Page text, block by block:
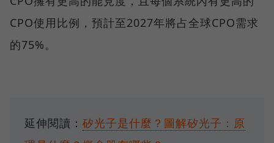
CPO使用比例，預計至2027年將占全球CPO需求
的75%。
延伸閱讀： 矽光子是什麼？圖解矽光子：原